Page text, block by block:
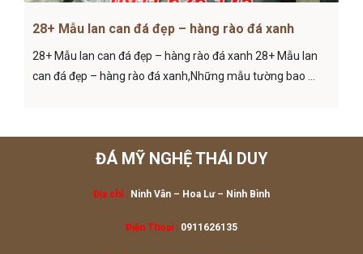
28+ Mẫu lan can đá đẹp – hàng rào đá xanh
28+ Mẫu lan can đá đẹp – hàng rào đá xanh 28+ Mẫu lan
can đá đẹp – hàng rào đá xanh,Những mẫu tường bao ...
ĐÁ MỸ NGHỆ THÁI DUY
Địa chỉ : Ninh Vân – Hoa Lư – Ninh Bình
Điện Thoại : 0911626135